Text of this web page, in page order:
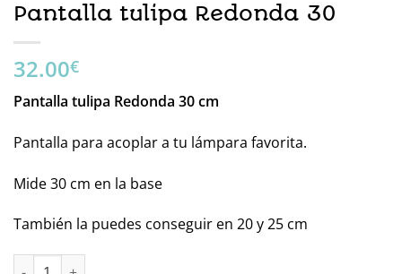
Pantalla tulipa Redonda 30
32.00€
Pantalla tulipa Redonda 30 cm
Pantalla para acoplar a tu lámpara favorita.
Mide 30 cm en la base
También la puedes conseguir en 20 y 25 cm
Pantalla tulipa Redonda 30 cantidad